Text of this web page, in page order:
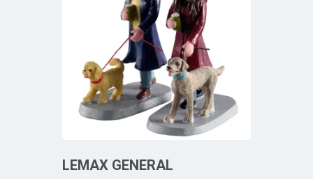
LEMAX GENERAL